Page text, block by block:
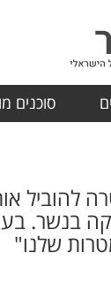
סוכנים
להוביל
בנשר.
שלנו"